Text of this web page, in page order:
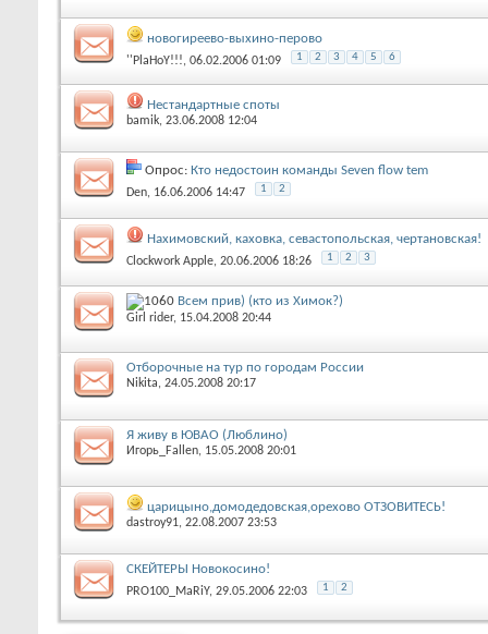
новогиреево-выхино-перово
''PlaHoY!!!‎, 06.02.2006 01:09 1 2 3 4 5 6
Нестандартные споты
bamik‎, 23.06.2008 12:04
Опрос: Кто недостоин команды Seven flow tem
Den‎, 16.06.2006 14:47 1 2
Нахимовский, каховка, севастопольская, чертановская!
Clockwork Apple‎, 20.06.2006 18:26 1 2 3
Всем прив) (кто из Химок?)
Girl rider‎, 15.04.2008 20:44
Отборочные на тур по городам России
Nikita‎, 24.05.2008 20:17
Я живу в ЮВАО (Люблино)
Игорь_Fallen‎, 15.05.2008 20:01
царицыно,домодедовская,орехово ОТЗОВИТЕСЬ!
dastroy91‎, 22.08.2007 23:53
СКЕЙТЕРЫ Новокосино!
PRO100_MaRiY‎, 29.05.2006 22:03 1 2